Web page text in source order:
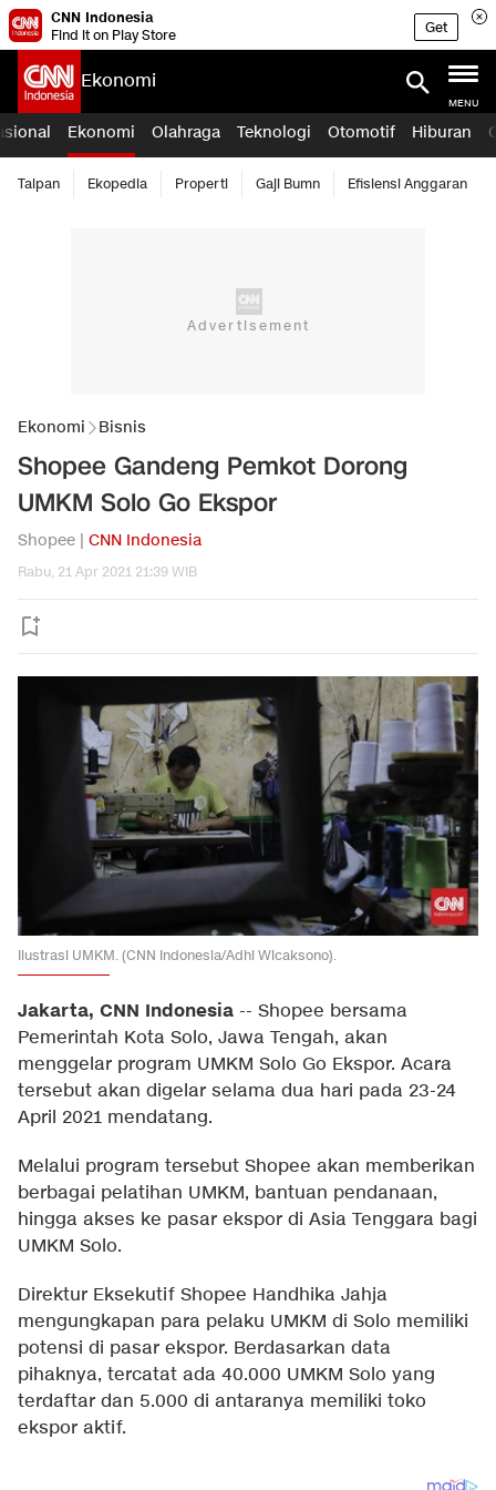
CNN Indonesia
Find it on Play Store
Get
Ekonomi
MENU
Ekonomi Olahraga Teknologi Otomotif Hiburan
Taipan Ekopedia Properti Gaji Bumn Efisiensi Anggaran
Ekonomi Bisnis
Shopee Gandeng Pemkot Dorong
UMKM Solo Go Ekspor
Shopee | CNN Indonesia
Rabu, 21 Apr 2021 21:39 WIB
Ilustrasi UMKM. (CNN Indonesia/Adhi Wicaksono).
Jakarta, CNN Indonesia -- Shopee bersama
Pemerintah Kota Solo, Jawa Tengah, akan
menggelar program UMKM Solo Go Ekspor. Acara
tersebut akan digelar selama dua hari pada 23-24
April 2021 mendatang.
Melalui program tersebut Shopee akan memberikan
berbagai pelatihan UMKM, bantuan pendanaan,
hingga akses ke pasar ekspor di Asia Tenggara bagi
UMKM Solo.
Direktur Eksekutif Shopee Handhika Jahja
mengungkapan para pelaku UMKM di Solo memiliki
potensi di pasar ekspor. Berdasarkan data
pihaknya, tercatat ada 40.000 UMKM Solo yang
terdaftar dan 5.000 di antaranya memiliki toko
ekspor aktif.